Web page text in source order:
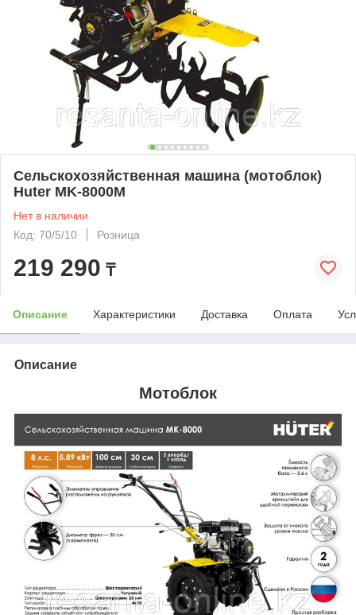
Сельскохозяйственная машина (мотоблок)
Huter MK-8000М
Нет в наличии
Код: 70/5/10
Розница
219 290 ₸
Описание Характеристики Доставка Оплата
Описание
Мотоблок